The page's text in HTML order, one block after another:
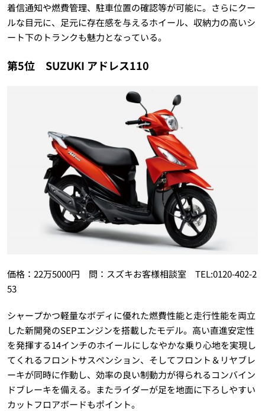
着信通知や燃費管理、駐車位置の確認等が可能に。さらにクー
ルな目元に、足元に存在感を与えるホイール、収納力の高いシ
ート下のトランクも魅力となっている。
第5位 SUZUKI アドレス110
価格：22万5000円 問：スズキお客様相談室 TEL:0120-402-2
53
シャープかつ軽量なボディに優れた燃費性能と走行性能を両立
した新開発のSEPエンジンを搭載したモデル。高い直進安定性
を発揮する14インチのホイールにしなやかな乗り心地を実現し
てくれるフロントサスペンション、そしてフロント＆リヤブレ
ーキが同時に作動し、効率の良い制動力が得られるコンバイン
ドブレーキを備える。またライダーが足を地面に下ろしやすい
カットフロアボードもポイント。